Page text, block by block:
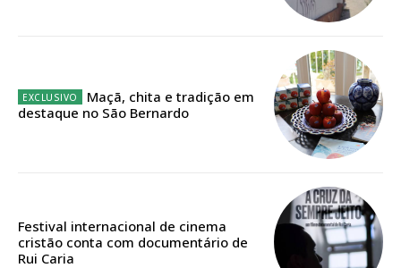
Edição em papel entregue à Quinta-feira em sua
casa
Maçã, chita e tradição em
destaque no São Bernardo
Festival internacional de cinema
cristão conta com documentário de
Rui Caria